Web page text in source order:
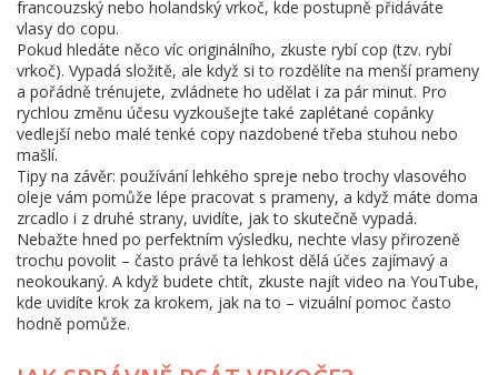
francouzský nebo holandský vrkoč, kde postupně přidáváte
vlasy do copu.
Pokud hledáte něco víc originálního, zkuste rybí cop (tzv. rybí
vrkoč). Vypadá složitě, ale když si to rozdělíte na menší prameny
a pořádně trénujete, zvládnete ho udělat i za pár minut. Pro
rychlou změnu účesu vyzkoušejte také zaplétané copánky
vedlejší nebo malé tenké copy nazdobené třeba stuhou nebo
mašlí.
Tipy na závěr: používání lehkého spreje nebo trochy vlasového
oleje vám pomůže lépe pracovat s prameny, a když máte doma
zrcadlo i z druhé strany, uvidíte, jak to skutečně vypadá.
Nebažte hned po perfektním výsledku, nechte vlasy přirozeně
trochu povolit – často právě ta lehkost dělá účes zajímavý a
neokoukaný. A když budete chtít, zkuste najít video na YouTube,
kde uvidíte krok za krokem, jak na to – vizuální pomoc často
hodně pomůže.